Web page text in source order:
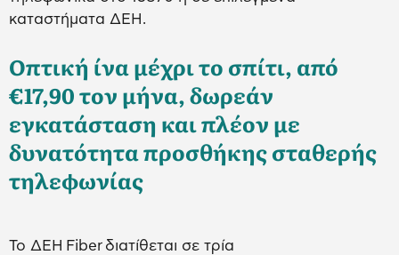
καταστήματα ΔΕΗ.
Οπτική ίνα μέχρι το σπίτι, από
€17,90 τον μήνα, δωρεάν
εγκατάσταση και πλέον με
δυνατότητα προσθήκης σταθερής
τηλεφωνίας
Το ΔΕΗ Fiber διατίθεται σε τρία